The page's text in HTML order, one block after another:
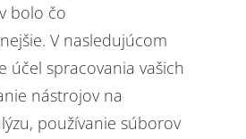
bolo čo
V nasledujúcom
účel spracovania vašich
nástrojov na
používanie súborov